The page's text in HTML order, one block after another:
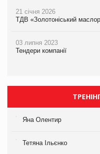
21 січня 2026
ТДВ «Золотоніський
03 липня 2023
Тендери компанії
Яна Олентир
Тетяна Ільєнко